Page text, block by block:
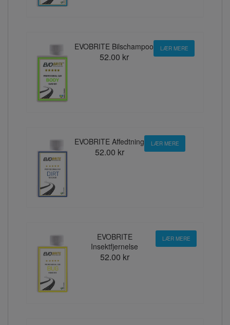
EVOBRITE Bilschampoo
52.00 kr
LÆR MERE
EVOBRITE Affedtning
52.00 kr
LÆR MERE
EVOBRITE
Insektfjernelse
52.00 kr
LÆR MERE